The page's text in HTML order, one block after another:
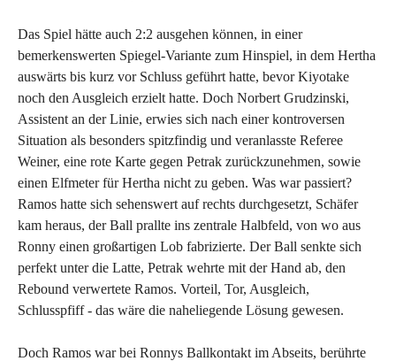
Das Spiel hätte auch 2:2 ausgehen können, in einer
bemerkenswerten Spiegel-Variante zum Hinspiel, in dem Hertha
auswärts bis kurz vor Schluss geführt hatte, bevor Kiyotake
noch den Ausgleich erzielt hatte. Doch Norbert Grudzinski,
Assistent an der Linie, erwies sich nach einer kontroversen
Situation als besonders spitzfindig und veranlasste Referee
Weiner, eine rote Karte gegen Petrak zurückzunehmen, sowie
einen Elfmeter für Hertha nicht zu geben. Was war passiert?
Ramos hatte sich sehenswert auf rechts durchgesetzt, Schäfer
kam heraus, der Ball prallte ins zentrale Halbfeld, von wo aus
Ronny einen großartigen Lob fabrizierte. Der Ball senkte sich
perfekt unter die Latte, Petrak wehrte mit der Hand ab, den
Rebound verwertete Ramos. Vorteil, Tor, Ausgleich,
Schlusspfiff - das wäre die naheliegende Lösung gewesen.
Doch Ramos war bei Ronnys Ballkontakt im Abseits, berührte